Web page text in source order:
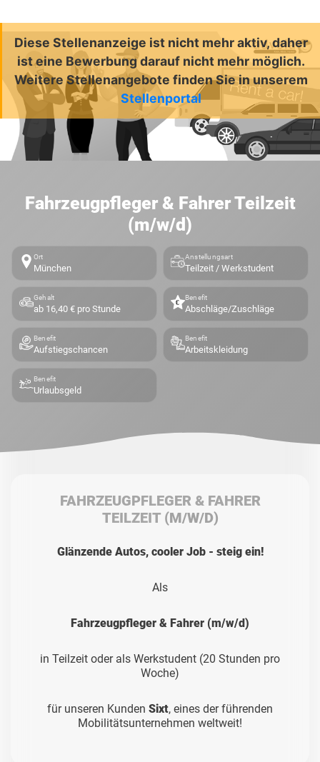
Diese Stellenanzeige ist nicht mehr aktiv, daher
ist eine Bewerbung darauf nicht mehr möglich.
Weitere Stellenangebote finden Sie in unserem
Stellenportal
Fahrzeugpfleger & Fahrer Teilzeit
(m/w/d)
Ort
München
Anstellungsart
Teilzeit / Werkstudent
Gehalt
ab 16,40 € pro Stunde
Benefit
Abschläge/Zuschläge
Benefit
Aufstiegschancen
Benefit
Arbeitskleidung
Benefit
Urlaubsgeld
FAHRZEUGPFLEGER & FAHRER
TEILZEIT (M/W/D)
Glänzende Autos, cooler Job - steig ein!
Als
Fahrzeugpfleger & Fahrer (m/w/d)
in Teilzeit oder als Werkstudent (20 Stunden pro
Woche)
für unseren Kunden Sixt, eines der führenden
Mobilitätsunternehmen weltweit!